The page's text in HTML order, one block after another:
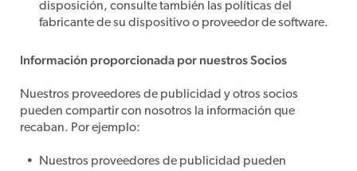
disposición, consulte también las políticas del
fabricante de su dispositivo o proveedor de software.
Información proporcionada por nuestros Socios
Nuestros proveedores de publicidad y otros socios
pueden compartir con nosotros la información que
recaban. Por ejemplo:
Nuestros proveedores de publicidad pueden